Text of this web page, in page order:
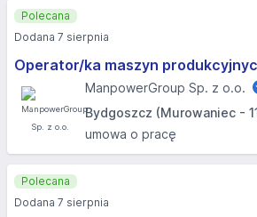
Operator/ka maszyn
ManpowerGroup Sp. z o.o.
Bydgoszcz (Murowaniec -
umowa o pracę
Polecana
Dodana 7 sierpnia
Polecana
Dodana 7 sierpnia